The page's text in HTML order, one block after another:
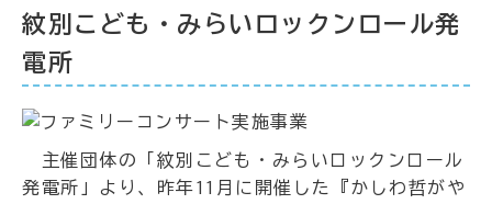
紋別こども・みらいロックンロール発
電所
主催団体の「紋別こども・みらいロックンロール
発電所」より、昨年11月に開催した『かしわ哲がや